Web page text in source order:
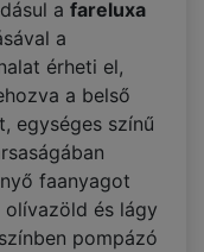
a fareluxa
a
érheti el,
a belső
egységes színű
faanyagot
és lágy
pompázó